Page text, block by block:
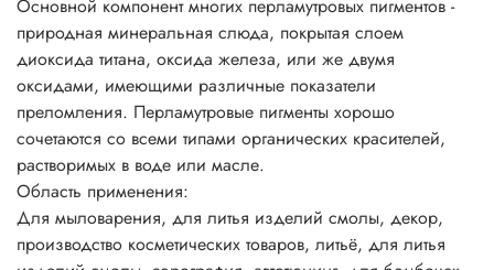
растворимых в воде или масле. Перламутровые пигменты
в сочетании с обычными пигментами определяют цвет,
внешний вид и блеск косметических продуктов.
Разнообразие перламутровых пигментов способствует
созданию множества цветовых блестящих эффектов и
выразительных оттенков...
Совместное использование интерференционных цветов и
абсорбирующих красителей дает эффект двух тонов, когда
оттенок меняется в зависимости от угла зрения, например,
розовый лак с фиолетовым блеском. Продукция,
Основной компонент многих перламутровых пигментов -
природная минеральная слюда, покрытая слоем
диоксида титана, оксида железа, или же двумя
оксидами, имеющими различные показатели
преломления. Перламутровые пигменты хорошо
сочетаются со всеми типами органических красителей,
растворимых в воде или масле.
Область применения:
Для мыловарения, для литья изделий смолы, декор,
производство косметических товаров, литьё, для литья